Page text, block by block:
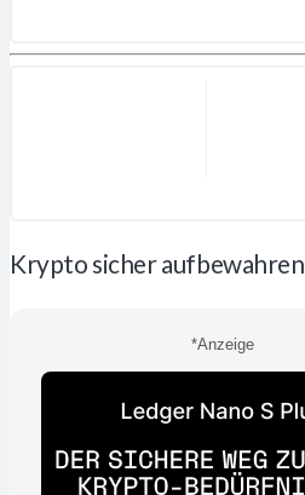
Krypto sicher aufbewahren
*Anzeige